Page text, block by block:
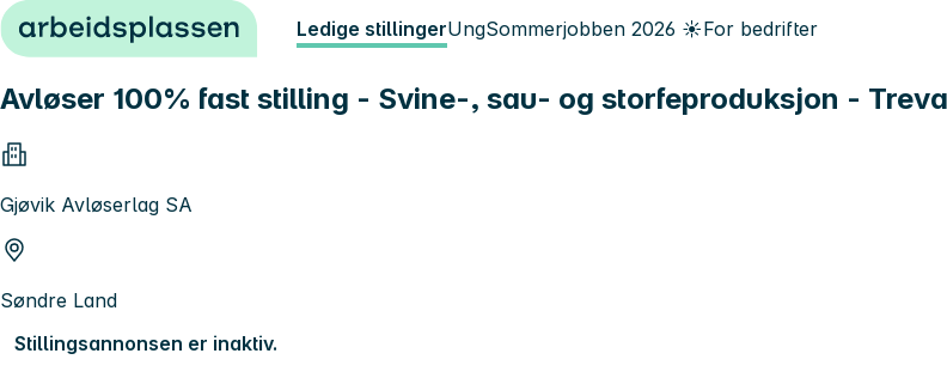
Hopp til innhold Ledige stillingerUngSommerjobben 2026 ☀️For bedrifter
Avløser 100% fast stilling - Svine-, sau- og storfeproduksjon -
Gjøvik Avløserlag SA
Søndre Land
Stillingsannonsen er inaktiv.